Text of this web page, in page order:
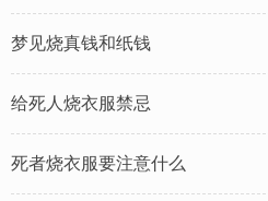
梦见烧真钱和纸钱
给死人烧衣服禁忌
死者烧衣服要注意什么